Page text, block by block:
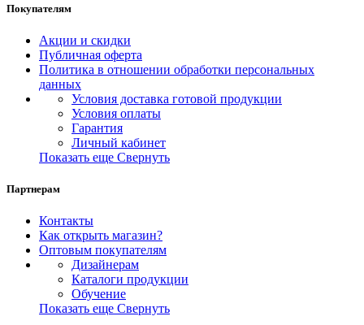
Покупателям
Акции и скидки
Публичная оферта
Политика в отношении обработки персональных
данных
Условия доставка готовой продукции
Условия оплаты
Гарантия
Личный кабинет
Показать еще Свернуть
Партнерам
Контакты
Как открыть магазин?
Оптовым покупателям
Дизайнерам
Каталоги продукции
Обучение
Показать еще Свернуть